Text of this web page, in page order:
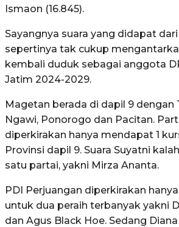
Ismaon (16.845).
Sayangnya suara yang didapat
sepertinya tak cukup
kembali duduk sebagai anggota
Jatim 2024-2029.
Magetan berada di dapil 9 dengan
Ngawi, Ponorogo dan Pacitan.
diperkirakan hanya mendapat 1
Provinsi dapil 9. Suara Suyatni
satu partai, yakni Mirza Ananta.
PDI Perjuangan diperkirakan
untuk dua peraih terbanyak yakni
dan Agus Black Hoe. Sedang